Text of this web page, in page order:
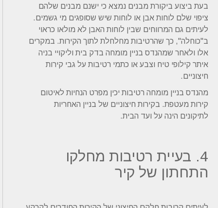
בעת ביצוע ביקורת מבנים נמצא כי ישנם מבנים שלהם
ציפוי שלם לוחות אבן או לוחות שיש שסופגים מי גשמים.
לעיתים גם המרווחים שבין לוחות האבן לא מולאו כראוי
ב"כוחלה", כך שהרטיבות מחלחלת לתוך הקירות. במקרים
אלו ולאחר שמהנדס בניין מומחה בדק בית וליקויי בניה
איתר קילופי טיח וצבע או כתמי רטיבות על גבי קירות
חיצוניים.
מהנדס בניין מומחה רטיבות יכין מפרט הנחיות לאיטום
קירות מעטפת. בקירות חיצוניים של בניין האחריות
לתיקונים הינה על ועד הבית.
4. בעיית רטיבות מחלקו
התחתון של קיר